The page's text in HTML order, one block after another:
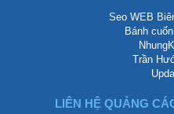
Seo WEB
Bánh
Trần
LIÊN HỆ QUẢNG